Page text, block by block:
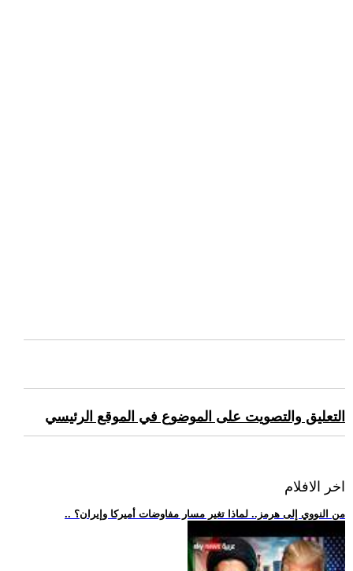
التعليق والتصويت على الموضوع في الموقع الرئيسي
اخر الافلام
.. من النووي إلى هرمز.. لماذا تغير مسار مفاوضات أميركا وإيران؟